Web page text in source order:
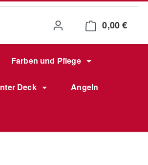
0,00 €
Farben und Pflege
Deck Angeln